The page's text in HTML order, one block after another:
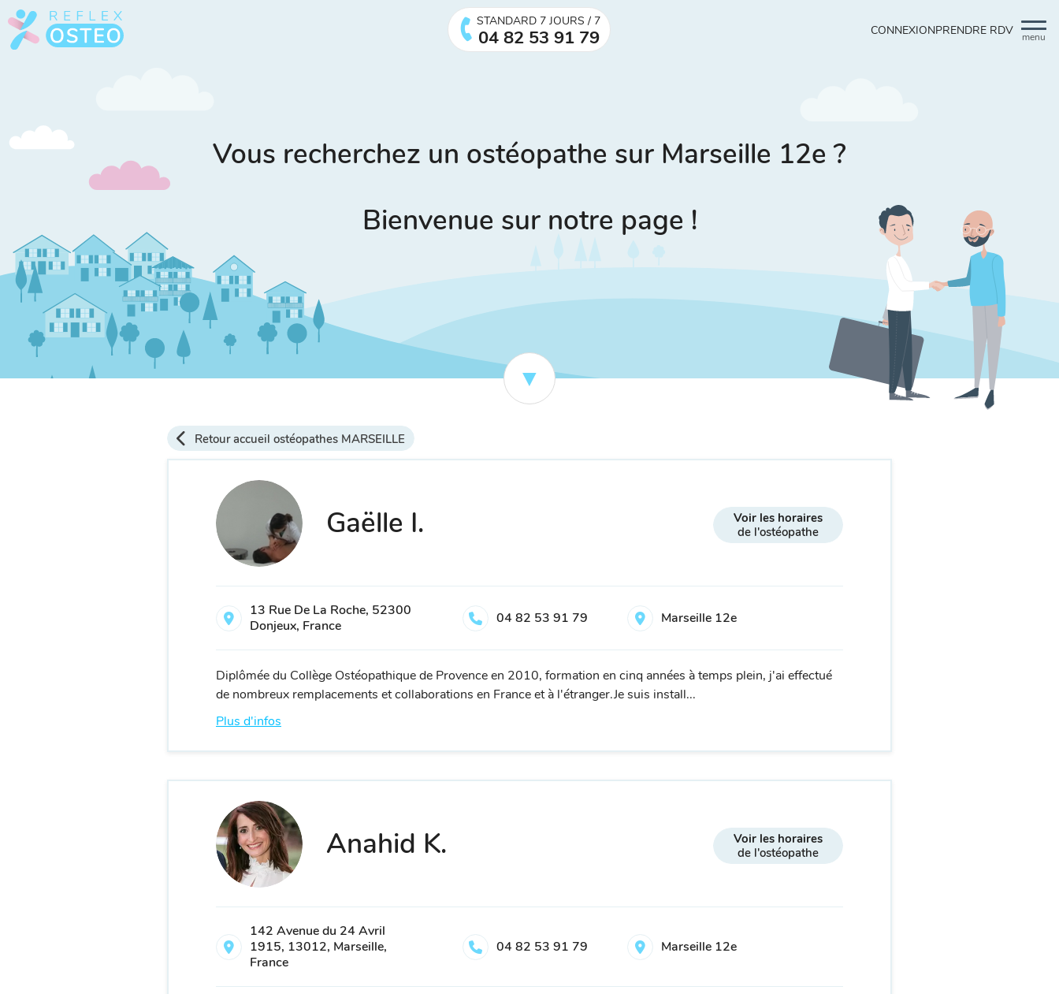
menu
STANDARD 7 JOURS / 7
04 82 53 91 79 CONNEXIONPRENDRE RDV
Vous recherchez un ostéopathe sur Marseille 12e ?
Bienvenue sur notre page !
Retour accueil ostéopathes MARSEILLE
Gaëlle I.
Voir les horaires
de l'ostéopathe
13 Rue De La Roche, 52300
Donjeux, France
04 82 53 91 79 Marseille 12e
Diplômée du Collège Ostéopathique de Provence en 2010, formation en cinq années à temps plein, j'ai effectué
de nombreux remplacements et collaborations en France et à l'étranger.Je suis install...
Plus d'infos
Anahid K.
Voir les horaires
de l'ostéopathe
142 Avenue du 24 Avril
1915, 13012, Marseille,
France
04 82 53 91 79 Marseille 12e